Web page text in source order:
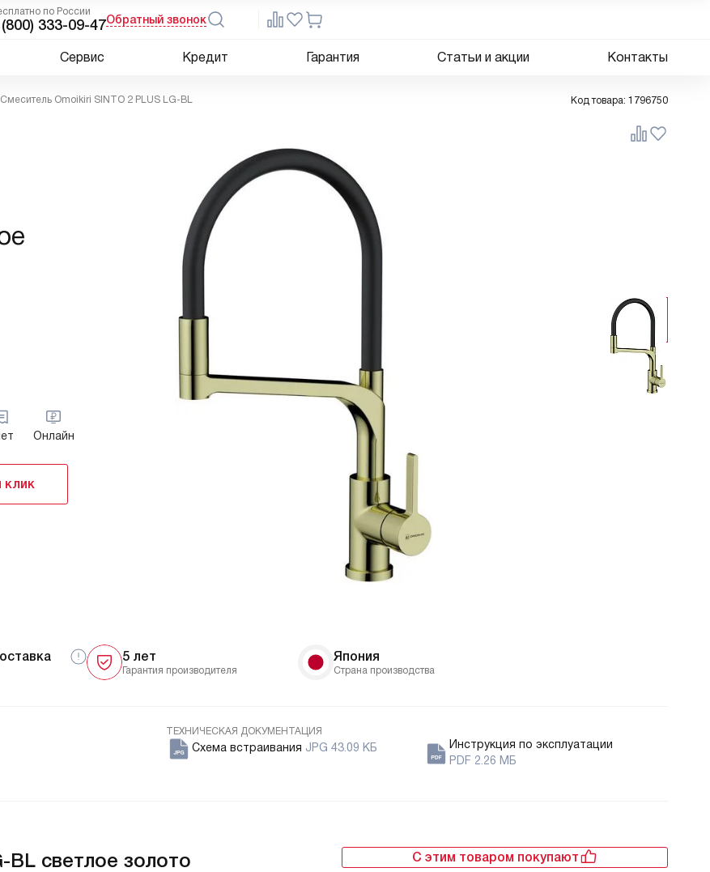
по России
333-09-47Обратный звонок
Сервис Кредит Гарантия Статьи и акции Контакты
Смеситель Omoikiri SINTO 2 PLUS LG-BL Код товара: 1796750
Онлайн
клик
5 лет
Гарантия производителя
Япония
Страна производства
ТЕХНИЧЕСКАЯ ДОКУМЕНТАЦИЯ
Схема встраивания JPG 43.09 КБ
Инструкция по эксплуатации
PDF 2.26 МБ
С этим товаром покупают
BL светлое золото